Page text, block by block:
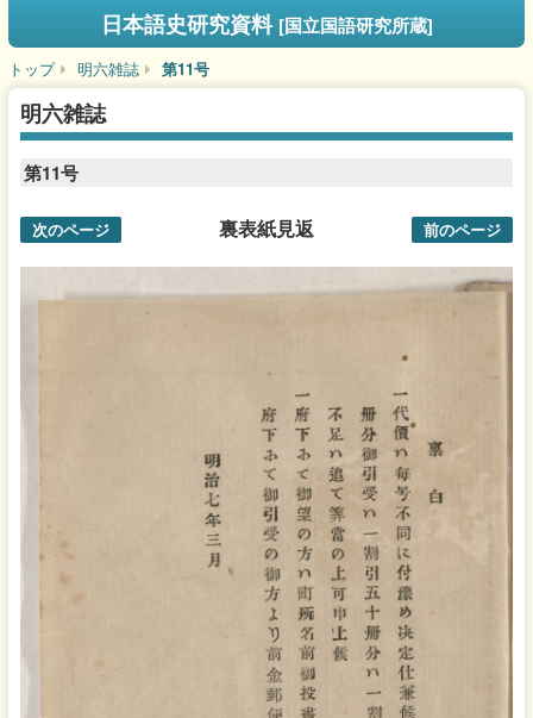
日本語史研究資料 [国立国語研究所蔵]
トップ 明六雑誌 第11号
明六雑誌
第11号
裏表紙見返
次のページ 前のページ